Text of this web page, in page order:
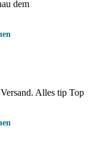
dem
Alles tip Top